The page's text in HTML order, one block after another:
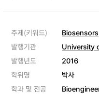
주제(키워드) Biosensors
발행기관
University
발행년도
2016
학위명
박사
학과 및 전공